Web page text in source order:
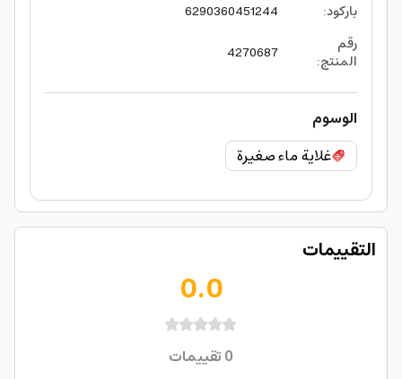
باركود:
6290360451244
رقم
المنتج:
4270687
الوسوم
غلاية ماء صغيرة
التقييمات
0.0
0تقييمات